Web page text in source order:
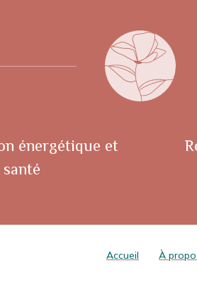
énergétique et
santé
Accueil À